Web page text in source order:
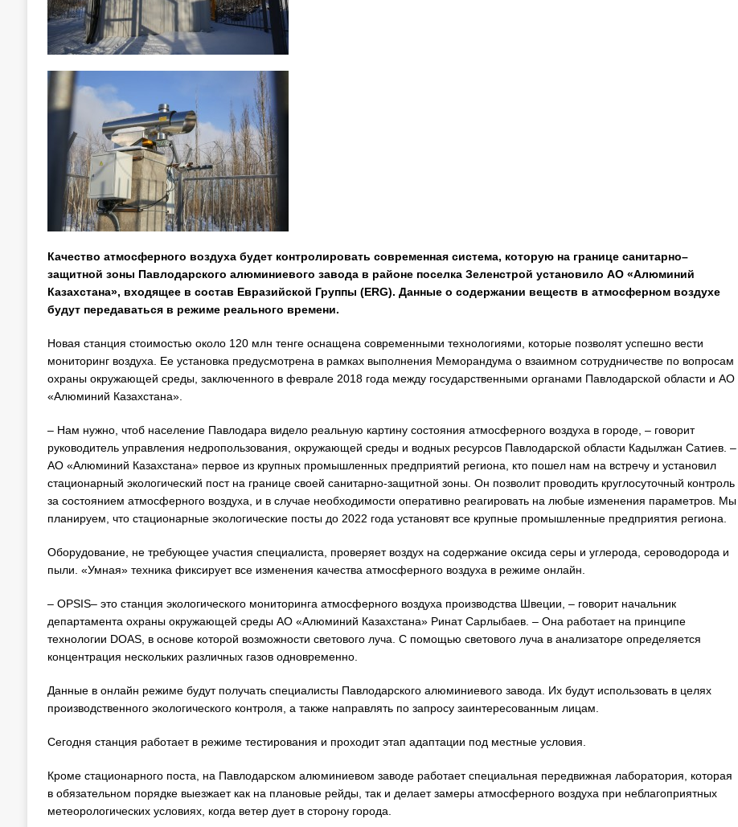
Качество атмосферного воздуха будет контролировать современная система, которую на границе санитарно–
защитной зоны Павлодарского алюминиевого завода в районе поселка Зеленстрой установило АО «Алюминий
Казахстана», входящее в состав Евразийской Группы (ERG). Данные о содержании веществ в атмосферном воздухе
будут передаваться в режиме реального времени.
Новая станция стоимостью около 120 млн тенге оснащена современными технологиями, которые позволят успешно вести
мониторинг воздуха. Ее установка предусмотрена в рамках выполнения Меморандума о взаимном сотрудничестве по вопросам
охраны окружающей среды, заключенного в феврале 2018 года между государственными органами Павлодарской области и АО
«Алюминий Казахстана».
– Нам нужно, чтоб население Павлодара видело реальную картину состояния атмосферного воздуха в городе, – говорит
руководитель управления недропользования, окружающей среды и водных ресурсов Павлодарской области Кадылжан Сатиев. –
АО «Алюминий Казахстана» первое из крупных промышленных предприятий региона, кто пошел нам на встречу и установил
стационарный экологический пост на границе своей санитарно-защитной зоны. Он позволит проводить круглосуточный контроль
за состоянием атмосферного воздуха, и в случае необходимости оперативно реагировать на любые изменения параметров. Мы
планируем, что стационарные экологические посты до 2022 года установят все крупные промышленные предприятия региона.
Оборудование, не требующее участия специалиста, проверяет воздух на содержание оксида серы и углерода, сероводорода и
пыли. «Умная» техника фиксирует все изменения качества атмосферного воздуха в режиме онлайн.
– OPSIS– это станция экологического мониторинга атмосферного воздуха производства Швеции, – говорит начальник
департамента охраны окружающей среды АО «Алюминий Казахстана» Ринат Сарлыбаев. – Она работает на принципе
технологии DOAS, в основе которой возможности светового луча. С помощью светового луча в анализаторе определяется
концентрация нескольких различных газов одновременно.
Данные в онлайн режиме будут получать специалисты Павлодарского алюминиевого завода. Их будут использовать в целях
производственного экологического контроля, а также направлять по запросу заинтересованным лицам.
Сегодня станция работает в режиме тестирования и проходит этап адаптации под местные условия.
Кроме стационарного поста, на Павлодарском алюминиевом заводе работает специальная передвижная лаборатория, которая
в обязательном порядке выезжает как на плановые рейды, так и делает замеры атмосферного воздуха при неблагоприятных
метеорологических условиях, когда ветер дует в сторону города.